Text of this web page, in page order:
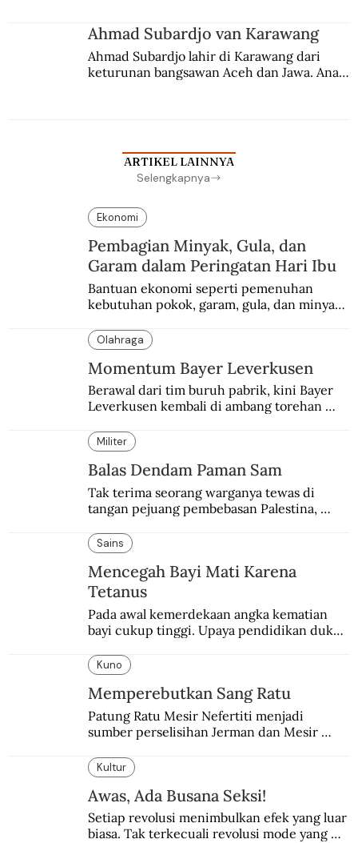
Ahmad Subardjo van Karawang
Ahmad Subardjo lahir di Karawang dari
keturunan bangsawan Aceh dan Jawa. Anak
ARTIKEL LAINNYA
Selengkapnya
Ekonomi
Pembagian Minyak, Gula, dan
Garam dalam Peringatan Hari Ibu
Bantuan ekonomi seperti pemenuhan
kebutuhan pokok, garam, gula, dan minyak
peringatan Hari Ibu.
Olahraga
Momentum Bayer Leverkusen
Berawal dari tim buruh pabrik, kini Bayer
Leverkusen kembali di ambang torehan
“Neverkusen”.
Militer
Balas Dendam Paman Sam
Tak terima seorang warganya tewas di
tangan pejuang pembebasan Palestina,
pembalasan.
Sains
Mencegah Bayi Mati Karena
Tetanus
Pada awal kemerdekaan angka kematian
bayi cukup tinggi. Upaya pendidikan dukun
Kuno
Memperebutkan Sang Ratu
Patung Ratu Mesir Nefertiti menjadi
sumber perselisihan Jerman dan Mesir
Kultur
Awas, Ada Busana Seksi!
Setiap revolusi menimbulkan efek yang luar
biasa. Tak terkecuali revolusi mode yang